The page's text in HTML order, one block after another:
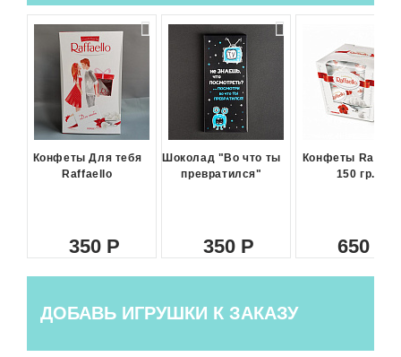
Конфеты Для тебя
Raffaello
350
Шоколад "Во что ты
превратился"
350
Конфеты
150 гр.
650
ДОБАВЬ ИГРУШКИ К ЗАКАЗУ